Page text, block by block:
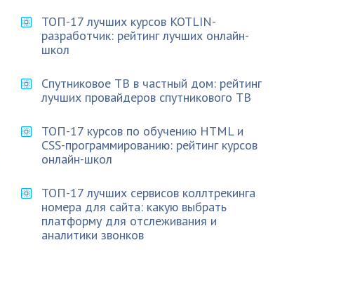
ТОП-17 лучших курсов KOTLIN-
разработчик: рейтинг лучших онлайн-
школ
Спутниковое ТВ в частный дом: рейтинг
лучших провайдеров спутникового ТВ
ТОП-17 курсов по обучению HTML и
CSS-программированию: рейтинг курсов
онлайн-школ
ТОП-17 лучших сервисов коллтрекинга
номера для сайта: какую выбрать
платформу для отслеживания и
аналитики звонков